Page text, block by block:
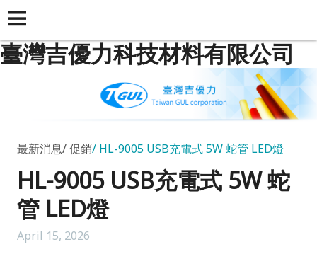
臺灣吉優力科技材料有限公司
最新消息 促銷 HL-9005 USB充電式 5W 蛇管 LED燈
HL-9005 USB充電式 5W 蛇
管 LED燈
April 15, 2026